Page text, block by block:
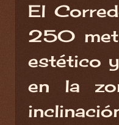
El
250
estético
en la